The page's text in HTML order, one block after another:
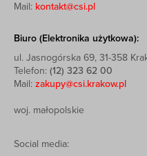
Mail: kontakt@csi.pl
Biuro (Elektronika użytkowa):
ul. Jasnogórska 69, 31-358
Telefon: (12) 323 62 00
Mail: zakupy@csi.krakow.pl
woj. małopolskie
Social media: